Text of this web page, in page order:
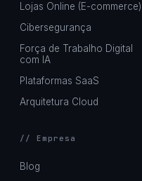
Lojas Online (E-commerce)
Cibersegurança
Força de Trabalho Digital
com IA
Plataformas SaaS
Arquitetura Cloud
// Empresa
Blog